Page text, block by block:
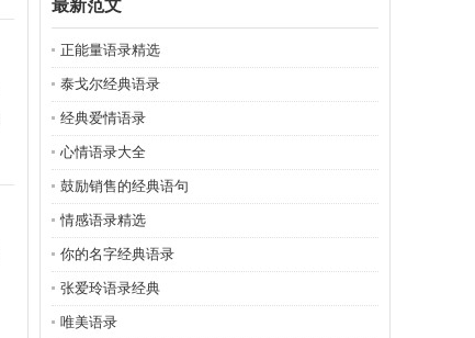
最新范文
正能量语录精选
泰戈尔经典语录
经典爱情语录
心情语录大全
鼓励销售的经典语句
情感语录精选
你的名字经典语录
张爱玲语录经典
唯美语录